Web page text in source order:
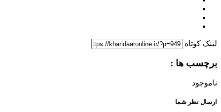
لینک کوتاه
برچسب ها :
ناموجود
ارسال نظر شما